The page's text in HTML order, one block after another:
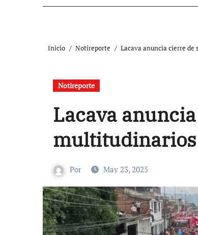
Inicio Notireporte Lacava anuncia cierre
Notireporte
Lacava
multitudinarios
Por May 23, 2025